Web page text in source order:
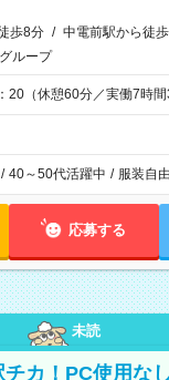
歩8分 / 中電前駅から徒
ループ
20（休憩60分／実働7時間
/ 40～50代活躍中 / 服装自由
応募する
未読
カ！PC使用な